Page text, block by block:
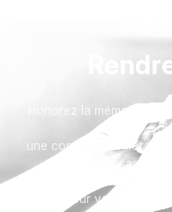
Honorez la mémoire de
une composition florale,
message
Toutes nos options sont
pour vous aider à